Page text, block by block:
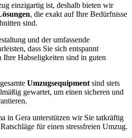
einzigartig ist, deshalb bieten wir
, die exakt auf Ihre Bedürfnisse
sind.
und der umfassende
dass Sie sich entspannt
Ihre Habseligkeiten sind in guten
Umzugsequipment sind stets
gewartet, um einen sicheren und
in Gera unterstützen wir Sie tatkräftig
für einen stressfreien Umzug.